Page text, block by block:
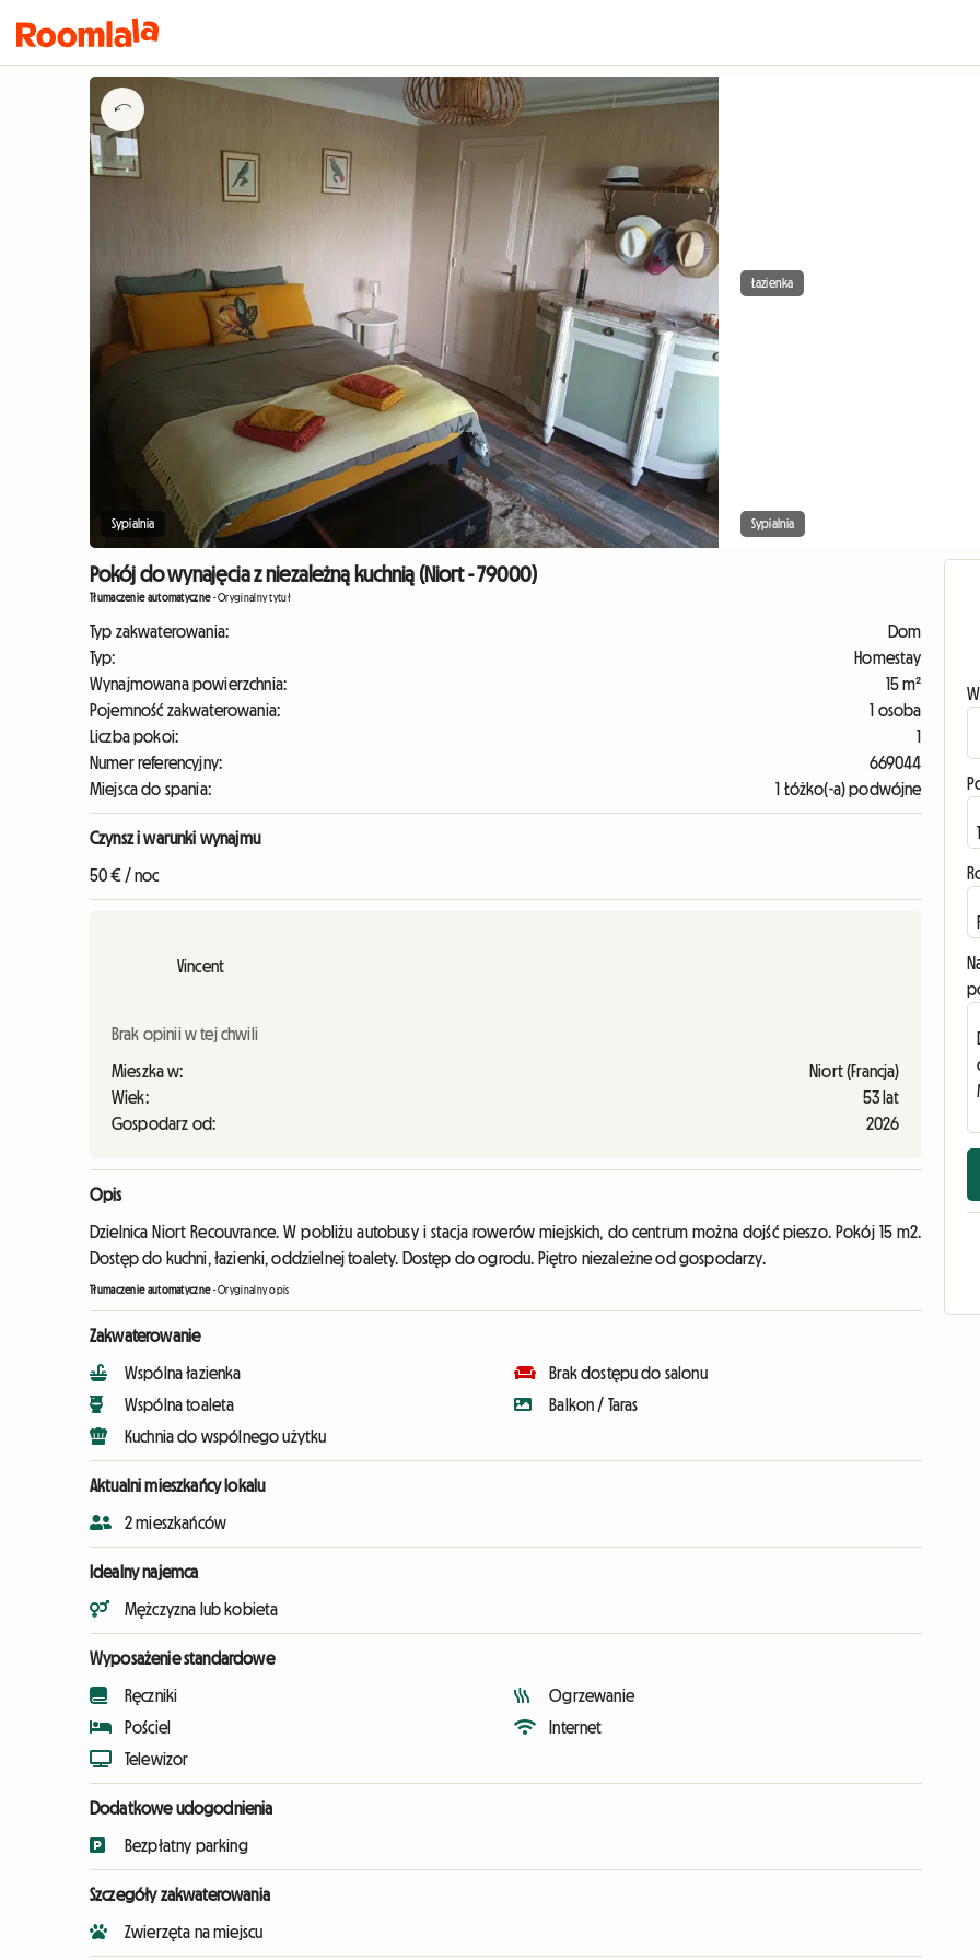
Sypialnia
Łazienka
Sypialnia
Pokój do wynajęcia z niezależną kuchnią (Niort - 79000)
Tłumaczenie automatyczne-Oryginalny tytuł
Typ zakwaterowania:
Dom
Typ:
Homestay
Wynajmowana powierzchnia:
15 m²
Pojemność zakwaterowania:
1 osoba
Liczba pokoi:
1
Numer referencyjny:
669044
Miejsca do spania:
1 Łóżko(-a) podwójne
Czynsz i warunki wynajmu
50 € / noc
Vincent
Brak opinii w tej chwili
Mieszka w:
Niort (Francja)
Wiek:
53 lat
Gospodarz od:
2026
Opis
Dzielnica Niort Recouvrance. W pobliżu autobusy i stacja rowerów miejskich, do centrum można dojść pieszo. Pokój 15 m2.
Dostęp do kuchni, łazienki, oddzielnej toalety. Dostęp do ogrodu. Piętro niezależne od gospodarzy.
Tłumaczenie automatyczne-Oryginalny opis
Zakwaterowanie
Wspólna łazienka
Wspólna toaleta
Kuchnia do wspólnego użytku
Brak dostępu do salonu
Balkon / Taras
Aktualni mieszkańcy lokalu
2 mieszkańców
Idealny najemca
Mężczyzna lub kobieta
Wyposażenie standardowe
Ręczniki
Pościel
Telewizor
Ogrzewanie
Internet
Dodatkowe udogodnienia
Bezpłatny parking
Szczegóły zakwaterowania
Zwierzęta na miejscu